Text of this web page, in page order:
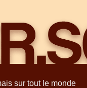
sur tout le monde